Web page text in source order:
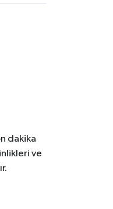
dakika
ve